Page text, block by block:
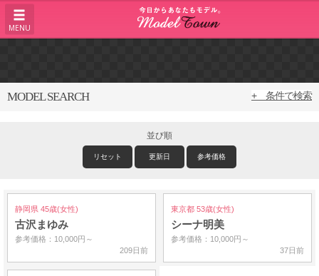
MENU
MODEL SEARCH + 条件で検索
並び順
リセット 更新日 参考価格
静岡県 45歳(女性)
古沢まゆみ
参考価格：10,000円～
209日前
東京都 53歳(女性)
シーナ明美
参考価格：10,000円～
37日前